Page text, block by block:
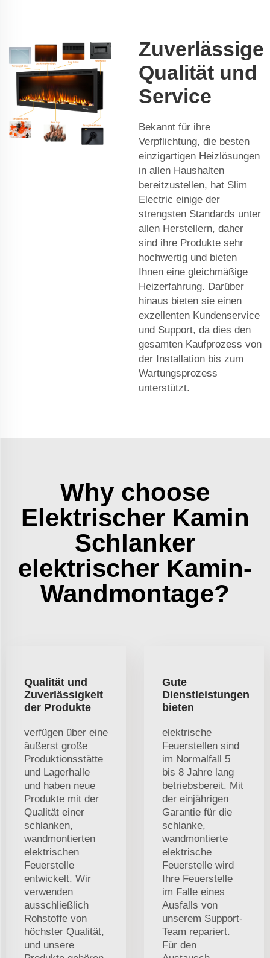
Zuverlässige
Qualität und
Service
Bekannt für ihre
Verpflichtung, die besten
einzigartigen Heizlösungen
in allen Haushalten
bereitzustellen, hat Slim
Electric einige der
strengsten Standards unter
allen Herstellern, daher
sind ihre Produkte sehr
hochwertig und bieten
Ihnen eine gleichmäßige
Heizerfahrung. Darüber
hinaus bieten sie einen
exzellenten Kundenservice
und Support, da dies den
gesamten Kaufprozess von
der Installation bis zum
Wartungsprozess
unterstützt.
Why choose
Elektrischer Kamin
Schlanker
elektrischer Kamin-
Wandmontage?
Qualität und
Zuverlässigkeit
der Produkte
verfügen über eine
äußerst große
Produktionsstätte
und Lagerhalle
und haben neue
Produkte mit der
Qualität einer
schlanken,
wandmontierten
elektrischen
Feuerstelle
entwickelt. Wir
verwenden
ausschließlich
Rohstoffe von
höchster Qualität,
und unsere
Gute
Dienstleistungen
bieten
elektrische
Feuerstellen sind
im Normalfall 5
bis 8 Jahre lang
betriebsbereit. Mit
der einjährigen
Garantie für die
schlanke,
wandmontierte
elektrische
Feuerstelle wird
Ihre Feuerstelle
im Falle eines
Ausfalls von
unserem Support-
Team repariert.
Für den